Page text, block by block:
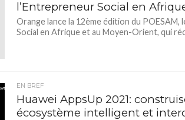
l’Entrepreneur Social en
Orange lance la 12ème édition du POESAM,
Social en Afrique et au Moyen-Orient, qui
EN BREF
Huawei AppsUp 2021:
écosystème intelligent et